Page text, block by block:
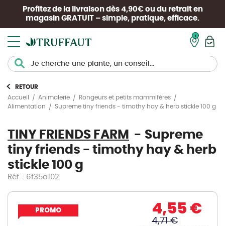
Profitez de la livraison dès 4,90€ ou du retrait en
magasin GRATUIT – simple, pratique, efficace.
RETOUR
Accueil
Animalerie
Rongeurs et petits mammifères
Alimentation
Supreme tiny friends - timothy hay & herb stickle 100 g
TINY FRIENDS FARM
Supreme
tiny friends - timothy hay & herb
stickle 100 g
Réf. : 6f35a102
PROMO 4,55 €
4,71 €